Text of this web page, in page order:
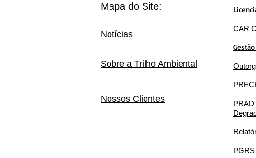
Sobre a Trilho Ambiental
Notícias
Nossos Clientes
Mapa do Site:
CAR